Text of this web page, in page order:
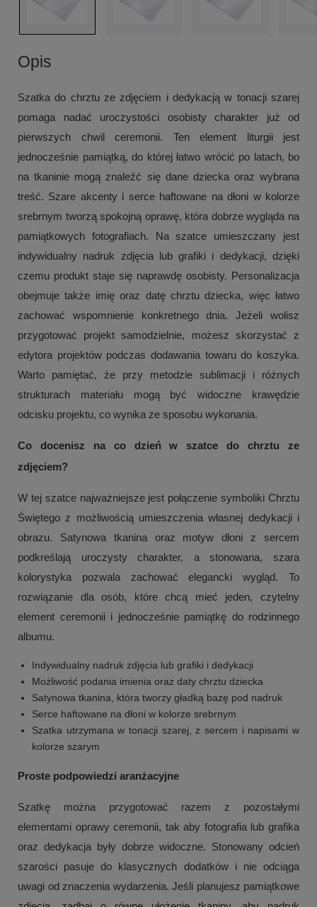
Opis
Szatka do chrztu ze zdjęciem i dedykacją w tonacji szarej
pomaga nadać uroczystości osobisty charakter już od
pierwszych chwil ceremonii. Ten element liturgii jest
jednocześnie pamiątką, do której łatwo wrócić po latach, bo
na tkaninie mogą znaleźć się dane dziecka oraz wybrana
treść. Szare akcenty i serce haftowane na dłoni w kolorze
srebrnym tworzą spokojną oprawę, która dobrze wygląda na
pamiątkowych fotografiach. Na szatce umieszczany jest
indywidualny nadruk zdjęcia lub grafiki i dedykacji, dzięki
czemu produkt staje się naprawdę osobisty. Personalizacja
obejmuje także imię oraz datę chrztu dziecka, więc łatwo
zachować wspomnienie konkretnego dnia. Jeżeli wolisz
przygotować projekt samodzielnie, możesz skorzystać z
edytora projektów podczas dodawania towaru do koszyka.
Warto pamiętać, że przy metodzie sublimacji i różnych
strukturach materiału mogą być widoczne krawędzie
odcisku projektu, co wynika ze sposobu wykonania.
Co docenisz na co dzień w szatce do chrztu ze
zdjęciem?
W tej szatce najważniejsze jest połączenie symboliki Chrztu
Świętego z możliwością umieszczenia własnej dedykacji i
obrazu. Satynowa tkanina oraz motyw dłoni z sercem
podkreślają uroczysty charakter, a stonowana, szara
kolorystyka pozwala zachować elegancki wygląd. To
rozwiązanie dla osób, które chcą mieć jeden, czytelny
element ceremonii i jednocześnie pamiątkę do rodzinnego
albumu.
Indywidualny nadruk zdjęcia lub grafiki i dedykacji
Możliwość podania imienia oraz daty chrztu dziecka
Satynowa tkanina, która tworzy gładką bazę pod nadruk
Serce haftowane na dłoni w kolorze srebrnym
Szatka utrzymana w tonacji szarej, z sercem i napisami w
kolorze szarym
Proste podpowiedzi aranżacyjne
Szatkę można przygotować razem z pozostałymi
elementami oprawy ceremonii, tak aby fotografia lub grafika
oraz dedykacja były dobrze widoczne. Stonowany odcień
szarości pasuje do klasycznych dodatków i nie odciąga
uwagi od znaczenia wydarzenia. Jeśli planujesz pamiątkowe